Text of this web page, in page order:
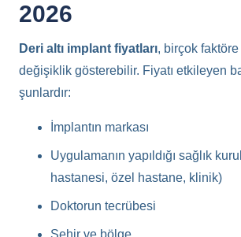
2026
Deri altı implant fiyatları, birçok
değişiklik gösterebilir. Fiyatı etkileyen
şunlardır:
İmplantın markası
Uygulamanın yapıldığı sağlık
hastanesi, özel hastane, klinik)
Doktorun tecrübesi